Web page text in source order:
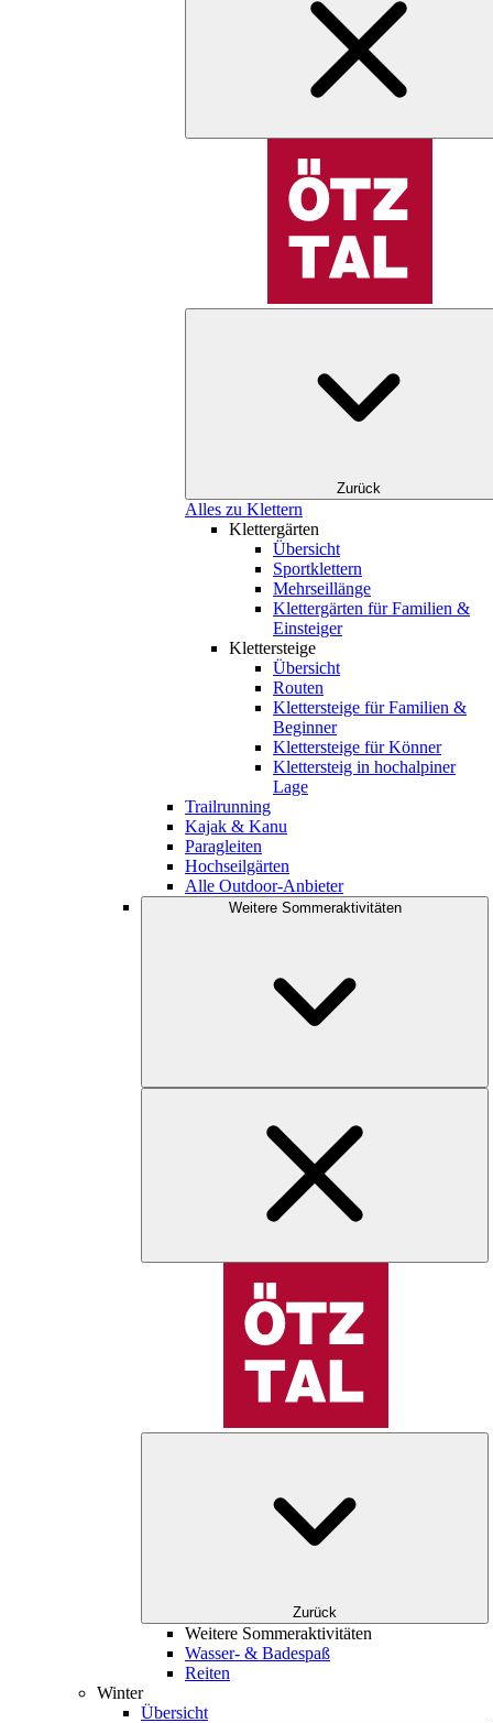
Zurück
Alles zu Klettern
Klettergärten
Übersicht
Sportklettern
Mehrseillänge
Klettergärten für Familien &
Einsteiger
Klettersteige
Übersicht
Routen
Klettersteige für Familien &
Beginner
Klettersteige für Könner
Klettersteig in hochalpiner
Lage
Trailrunning
Kajak & Kanu
Paragleiten
Hochseilgärten
Alle Outdoor-Anbieter
Weitere Sommeraktivitäten
Zurück
Weitere Sommeraktivitäten
Wasser- & Badespaß
Reiten
Winter
Übersicht